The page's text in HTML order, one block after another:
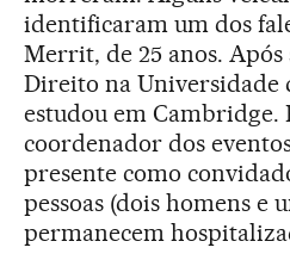
identificaram um dos
Merrit, de 25 anos.
Direito na Universidade
estudou em Cambridge.
coordenador dos
presente como
pessoas (dois homens e
permanecem